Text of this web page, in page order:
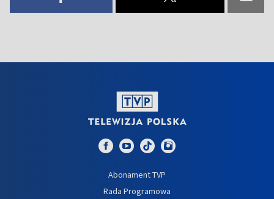
Abonament TVP
Rada Programowa